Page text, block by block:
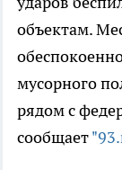
объектам.
мусорного
рядом с
сообщает